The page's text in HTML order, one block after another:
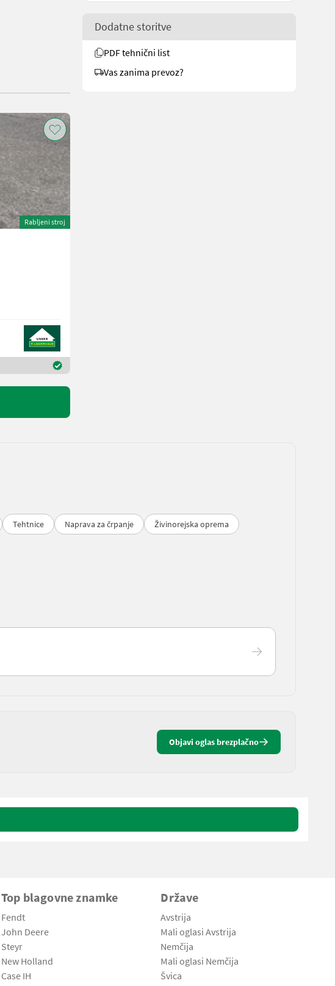
Dodatne storitve
PDF tehnični list
Vas zanima prevoz?
Rabljeni stroj
Tehtnice Naprava za črpanje
Živinorejska oprema
Objavi oglas brezplačno
Top blagovne znamke
Fendt
John Deere
Steyr
New Holland
Case IH
Države
Avstrija
Mali oglasi Avstrija
Nemčija
Mali oglasi Nemčija
Švica